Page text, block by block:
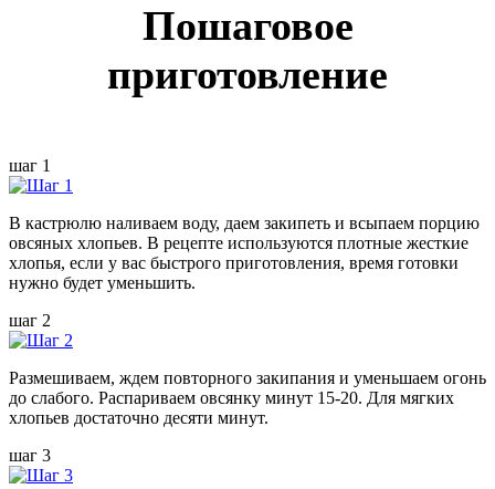
Пошаговое
приготовление
шаг 1
В кастрюлю наливаем воду, даем закипеть и всыпаем порцию
овсяных хлопьев. В рецепте используются плотные жесткие
хлопья, если у вас быстрого приготовления, время готовки
нужно будет уменьшить.
шаг 2
Размешиваем, ждем повторного закипания и уменьшаем огонь
до слабого. Распариваем овсянку минут 15-20. Для мягких
хлопьев достаточно десяти минут.
шаг 3